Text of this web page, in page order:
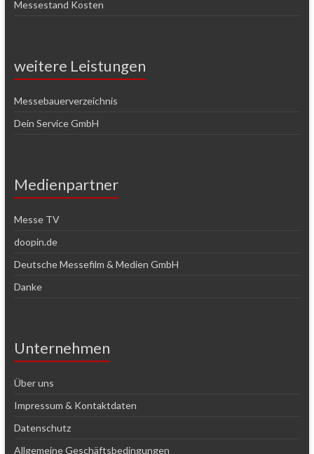
Messestand Kosten
weitere Leistungen
Messebauerverzeichnis
Dein Service GmbH
Medienpartner
Messe TV
doopin.de
Deutsche Messefilm & Medien GmbH
Danke
Unternehmen
Über uns
Impressum & Kontaktdaten
Datenschutz
Allgemeine Geschäftsbedingungen